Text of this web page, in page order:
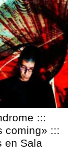
:::
coming» :::
en Sala